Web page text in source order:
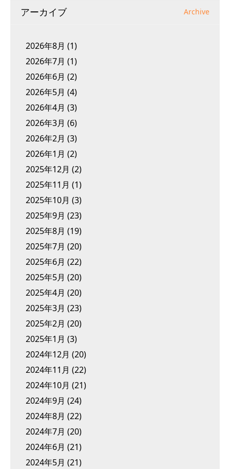
アーカイブ Archive
2026年8月 (1)
2026年7月 (1)
2026年6月 (2)
2026年5月 (4)
2026年4月 (3)
2026年3月 (6)
2026年2月 (3)
2026年1月 (2)
2025年12月 (2)
2025年11月 (1)
2025年10月 (3)
2025年9月 (23)
2025年8月 (19)
2025年7月 (20)
2025年6月 (22)
2025年5月 (20)
2025年4月 (20)
2025年3月 (23)
2025年2月 (20)
2025年1月 (3)
2024年12月 (20)
2024年11月 (22)
2024年10月 (21)
2024年9月 (24)
2024年8月 (22)
2024年7月 (20)
2024年6月 (21)
2024年5月 (21)